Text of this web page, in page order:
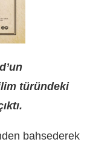
türündeki
bahsederek